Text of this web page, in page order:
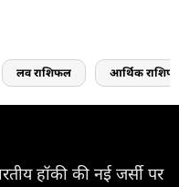
लव राशिफल आर्थिक
हॉकी की नई जर्सी पर